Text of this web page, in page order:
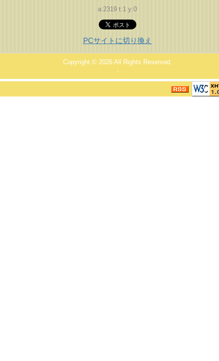
a:2319 t:1 y:0
PCサイトに切り換え
Copyright © 2026 All Rights Reserved.
，